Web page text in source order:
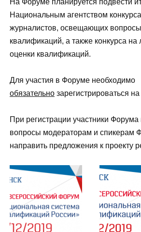
Национальным агентством
журналистов, освещающих вопросы
квалификаций, а также конкурса на
оценки квалификаций.
Для участия в Форуме необходимо
обязательно зарегистрироваться
При регистрации участники Форума
вопросы модераторам и спикерам
направить предложения к проекту